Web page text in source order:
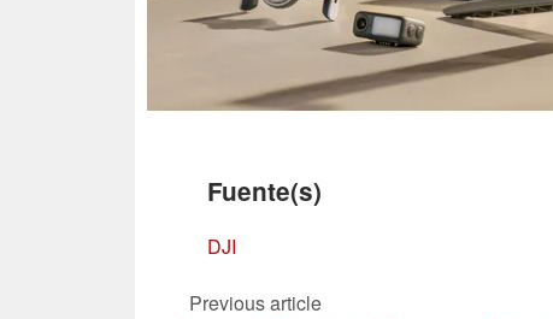
Fuente(s)
DJI
Previous article